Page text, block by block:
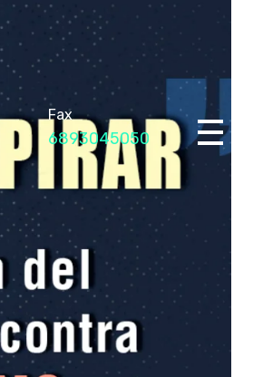
Fax
6893045050